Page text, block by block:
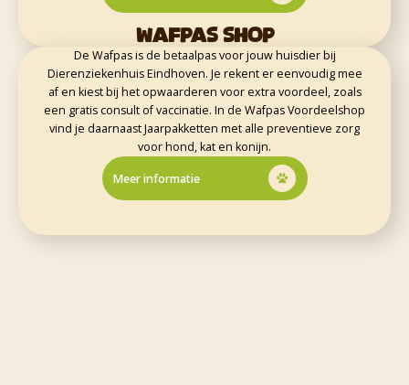
WAFPAS SHOP
De Wafpas is de betaalpas voor jouw huisdier bij
Dierenziekenhuis Eindhoven. Je rekent er eenvoudig mee
af en kiest bij het opwaarderen voor extra voordeel, zoals
een gratis consult of vaccinatie. In de Wafpas Voordeelshop
vind je daarnaast Jaarpakketten met alle preventieve zorg
voor hond, kat en konijn.
Meer informatie